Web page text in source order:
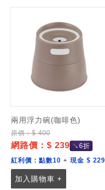
兩用浮力碗(咖啡色)
原價：$ 400
網路價：$ 239 ↘6折
紅利價： 點數10 + 現金 $ 229
加入購物車 +